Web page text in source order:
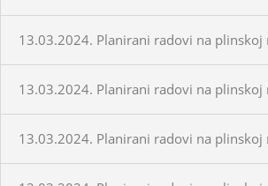
13.03.2024. Planirani radovi na plinskoj
13.03.2024. Planirani radovi na plinskoj
13.03.2024. Planirani radovi na plinskoj